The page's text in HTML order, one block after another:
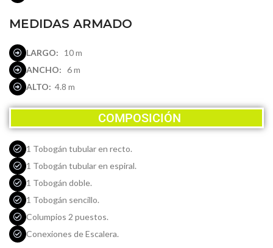
MEDIDAS ARMADO
LARGO: 10 m
ANCHO: 6 m
ALTO: 4.8 m
COMPOSICIÓN
1 Tobogán tubular en recto.
1 Tobogán tubular en espiral.
1 Tobogán doble.
1 Tobogán sencillo.
Columpios 2 puestos.
Conexiones de Escalera.